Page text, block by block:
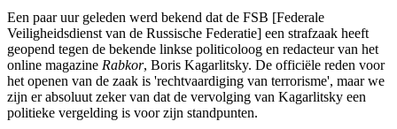
Een paar uur geleden werd bekend dat de FSB [Federale
Veiligheidsdienst van de Russische Federatie] een strafzaak heeft
geopend tegen de bekende linkse politicoloog en redacteur van het
online magazine Rabkor, Boris Kagarlitsky. De officiële reden voor
het openen van de zaak is 'rechtvaardiging van terrorisme', maar we
zijn er absoluut zeker van dat de vervolging van Kagarlitsky een
politieke vergelding is voor zijn standpunten.